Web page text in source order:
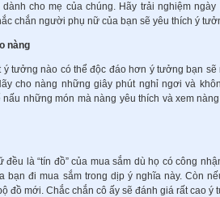
cho mẹ của chúng. Hãy trải nghiệm
chắn người phụ nữ của bạn sẽ yêu thích ý
nàng
ý tưởng nào có thể độc đáo hơn ý tưởng bạn
cho nàng những giây phút nghỉ ngơi và
nấu những món mà nàng yêu thích và xem
đều là “tín đồ” của mua sắm dù họ có công
bạn đi mua sắm trong dịp ý nghĩa này. Còn
đồ mới. Chắc chắn cô ấy sẽ đánh giá rất cao ý